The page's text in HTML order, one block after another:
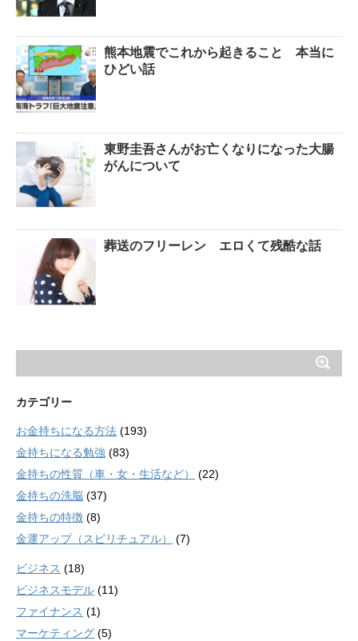
熊本地震でこれから起きること 本当に
ひどい話
東野圭吾さんがお亡くなりになった大腸
がんについて
葬送のフリーレン エロくて残酷な話
カテゴリー
お金持ちになる方法 (193)
金持ちになる勉強 (83)
金持ちの性質（車・女・生活など）
(22)
金持ちの洗脳 (37)
金持ちの特徴 (8)
金運アップ（スピリチュアル）
(7)
ビジネス (18)
ビジネスモデル (11)
ファイナンス (1)
マーケティング (5)